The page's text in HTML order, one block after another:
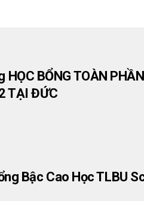
BỔNG TOÀN
TẠI ĐỨC
Bậc Cao Học TLBU